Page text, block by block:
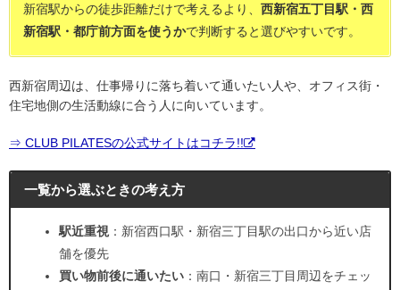
新宿駅からの徒歩距離だけで考えるより、 西新宿五丁目駅・西
新宿駅・都庁前方面を使うかで判断すると選びやすいです。
西新宿周辺は、仕事帰りに落ち着いて通いたい人や、オフィス街・
住宅地側の生活動線に合う人に向いています。
⇒ CLUB PILATESの公式サイトはコチラ!!
一覧から選ぶときの考え方
駅近重視 ：新宿西口駅・新宿三丁目駅の出口から近い店
舗を優先
買い物前後に通いたい ：南口・新宿三丁目周辺をチェッ